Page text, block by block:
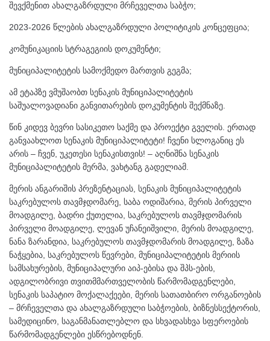
შევქმენით ახალგაზრდული მრჩეველთა საბჭო;
2023-2026 წლების ახალგაზრდული პოლიტიკის კონცეფცია;
კომუნიკაციის სტრაგეგიის დოკუმენტი;
მუნიციპალიტეტის სამოქმედო მართვის გეგმა;
ამ ეტაპზე ვმუშაობთ სენაკის მუნიციპალიტეტის
საშუალოვადიანი განვითარების დოკუმენტის შექმნაზე.
წინ კიდევ ბევრი სასიკეთო საქმე და პროექტი გველის. ერთად
განვაახლოთ სენაკის მუნიციპალიტეტი! ჩვენი სლოგანიც ეს
არის – ჩვენ, უკეთესი სენაკისთვის! – აღნიშნა სენაკის
მუნიციპალიტეტის მერმა, ვახტანგ გადელიამ.
მერის ანგარიშის პრეზენტაციას, სენაკის მუნიციპალიტეტის
საკრებულოს თავმჯდომარე, საბა ოდიშარია, მერის პირველი
მოადგილე, ბადრი ქუთელია, საკრებულოს თავმჯდომარის
პირველი მოადგილე, ლევან უჩანეიშვილი, მერის მოადგილე,
ნანა ზარანდია, საკრებულოს თავმჯდომარის მოადგილე, ზაზა
ნაჭყებია, საკრებულოს წევრები, მუნიციპალიტეტის მერიის
სამსახურების, მუნიციპალური აიპ-ებისა და შპს-ების,
ადგილობრივი თვითმმართველობის წარმომადგენლები,
სენაკის საპატიო მოქალაქეები, მერის სათათბირო ორგანოების
– მრჩეველთა და ახალგაზრდული საბჭოების, ბიზნესსექტორის,
სამედიცინო, საგანმანათლებლო და სხვადასხვა სფეროების
წარმომადგენლები ესწრებოდნენ.